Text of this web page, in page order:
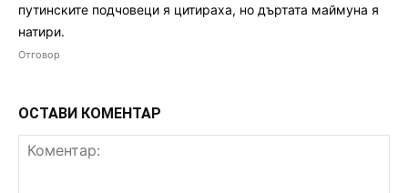
путинските подчовеци я цитираха, но дъртата маймуна я
натири.
Отговор
ОСТАВИ КОМЕНТАР